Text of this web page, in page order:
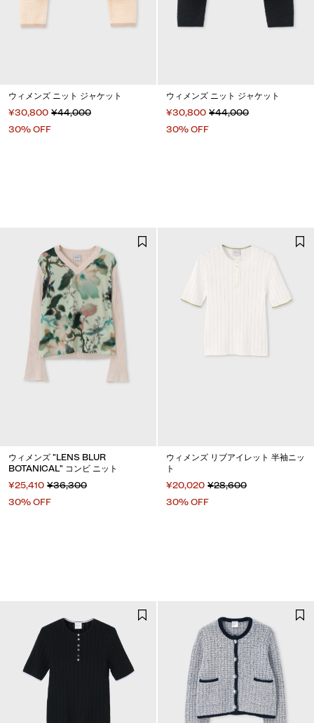
ウィメンズ ニット ジャケット
¥30,800 ¥44,000
30% OFF
ウィメンズ ニット ジャケット
¥30,800 ¥44,000
30% OFF
ウィメンズ "LENS BLUR
BOTANICAL" コンビ ニット
¥25,410 ¥36,300
30% OFF
ウィメンズ リブアイレット 半袖ニッ
ト
¥20,020 ¥28,600
30% OFF